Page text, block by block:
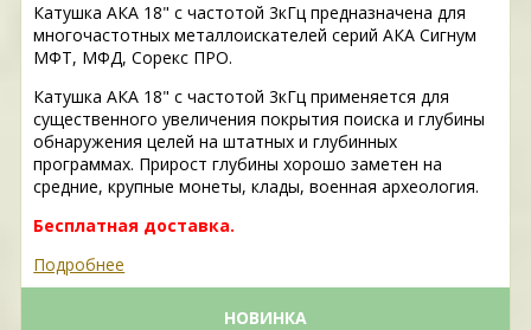
Катушка АКА 18" с частотой 3кГц предназначена для
многочастотных металлоискателей серий АКА Сигнум
МФТ, МФД, Сорекс ПРО.
Катушка АКА 18" с частотой 3кГц применяется для
существенного увеличения покрытия поиска и глубины
обнаружения целей на штатных и глубинных
программах. Прирост глубины хорошо заметен на
средние, крупные монеты, клады, военная археология.
Бесплатная доставка.
Подробнее
НОВИНКА